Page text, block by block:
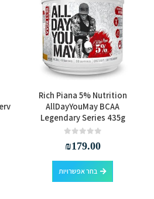
למוצר זה יש מספר סוגים. ניתן לבחור את האפשרויות בעמוד המוצר
Rich Piana 5% Nutrition
AllDayYouMay BCAA
Legendary Series 435g
₪179.00
בחר אפשרויות
למוצר זה יש מספר סוגים. ניתן לבחור את האפשרויות בעמוד המוצר